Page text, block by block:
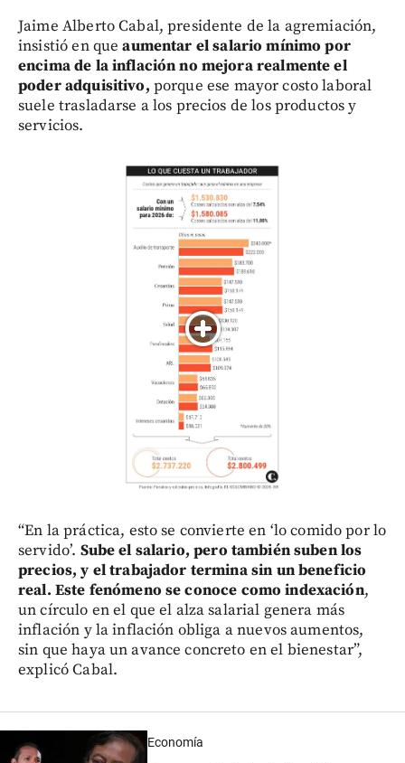
Jaime Alberto Cabal, presidente de la agremiación,
insistió en que aumentar el salario mínimo por
encima de la inflación no mejora realmente el
poder adquisitivo, porque ese mayor costo laboral
suele trasladarse a los precios de los productos y
servicios.
“En la práctica, esto se convierte en ‘lo comido por lo
servido’. Sube el salario, pero también suben los
precios, y el trabajador termina sin un beneficio
real. Este fenómeno se conoce como indexación,
un círculo en el que el alza salarial genera más
inflación y la inflación obliga a nuevos aumentos,
sin que haya un avance concreto en el bienestar”,
explicó Cabal.
Economía